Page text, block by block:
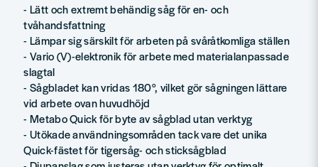
- Lätt och extremt behändig såg för en- och
tvåhandsfattning
- Lämpar sig särskilt för arbeten på svåråtkomliga ställen
- Vario (V)-elektronik för arbete med materialanpassade
slagtal
- Sågbladet kan vridas 180°, vilket gör sågningen lättare
vid arbete ovan huvudhöjd
- Metabo Quick för byte av sågblad utan verktyg
- Utökade användningsområden tack vare det unika
Quick-fästet för tigersåg- och sticksågblad